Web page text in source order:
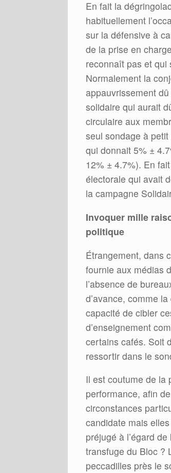
En fait la
habituellement
sur la défensive à
de la prise en
reconnaît pas et qui
Normalement la
appauvrissement
solidaire qui aurait
circulaire aux
seul sondage à
qui donnait 5% ±
12% ± 4.7%). En
électorale qui avait
la campagne
Invoquer mille
politique
Étrangement, dans
fournie aux médias
l’absence de
d’avance, comme
capacité de cibler
d’enseignement
certains cafés. Soit
ressortir dans le
Il est coutume de la
performance, afin
circonstances
candidate mais
préjugé à l’égard
transfuge du Bloc ?
peccadilles près le